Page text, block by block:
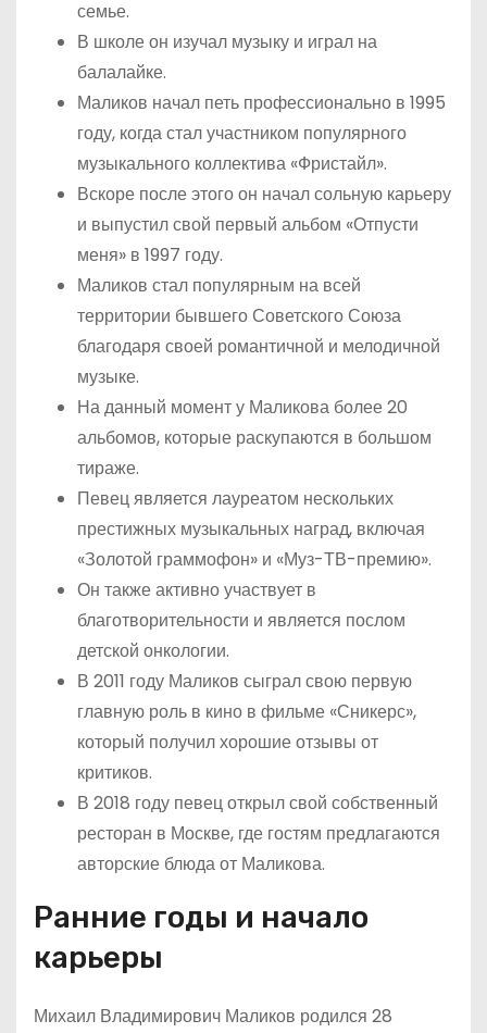
семье.
В школе он изучал музыку и играл на
балалайке.
Маликов начал петь профессионально в 1995
году, когда стал участником популярного
музыкального коллектива «Фристайл».
Вскоре после этого он начал сольную карьеру
и выпустил свой первый альбом «Отпусти
меня» в 1997 году.
Маликов стал популярным на всей
территории бывшего Советского Союза
благодаря своей романтичной и мелодичной
музыке.
На данный момент у Маликова более 20
альбомов, которые раскупаются в большом
тираже.
Певец является лауреатом нескольких
престижных музыкальных наград, включая
«Золотой граммофон» и «Муз-ТВ-премию».
Он также активно участвует в
благотворительности и является послом
детской онкологии.
В 2011 году Маликов сыграл свою первую
главную роль в кино в фильме «Сникерс»,
который получил хорошие отзывы от
критиков.
В 2018 году певец открыл свой собственный
ресторан в Москве, где гостям предлагаются
авторские блюда от Маликова.
Ранние годы и начало
карьеры
Михаил Владимирович Маликов родился 28